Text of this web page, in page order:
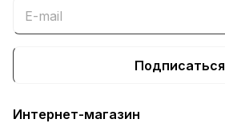
Подписаться
Интернет-магазин